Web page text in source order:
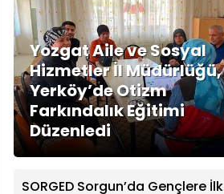
Yozgat Aile ve Sosyal
Hizmetler İl Müdürlüğü,
Yerköy’de Otizm
Farkındalık Eğitimi
Düzenledi
SORGED Sorgun’da Gençlere İlk